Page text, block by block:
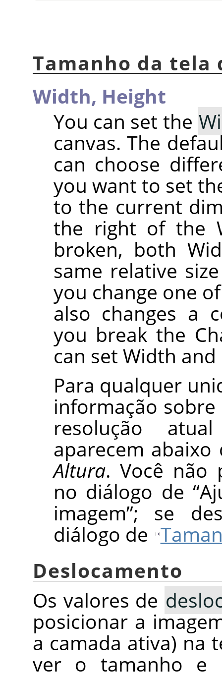
Tamanho da
Width, Height
You can set the
canvas. The
can choose
you want to set
to the current
the right of the
broken, both
same relative
you change one
also changes a
you break the
can set Width
Para qualquer
informação
resolução
aparecem
Altura. Você não
no diálogo de“
imagem”; se
diálogo de
Deslocamento
Os valores de
posicionar a
a camada ativa) na
ver o tamanho e